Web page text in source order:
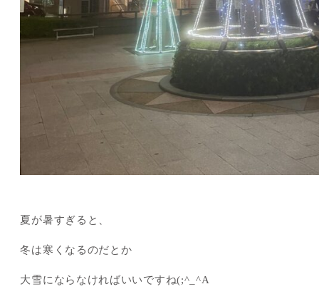
夏が暑すぎると、
冬は寒くなるのだとか
大雪にならなければいいですね(;^_^A